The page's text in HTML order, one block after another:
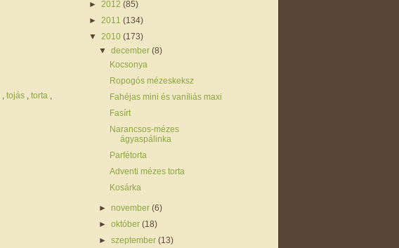
tojás torta
► 2012 (85)
► 2011 (134)
▼ 2010 (173)
▼december(8)
Kocsonya
Ropogós mézeskeksz
Fahéjas mini és vaníliás maxi
Fasírt
Narancsos-mézes
ágyaspálinka
Parfétorta
Adventi mézes torta
Kosárka
►november(6)
►október(18)
►szeptember(13)